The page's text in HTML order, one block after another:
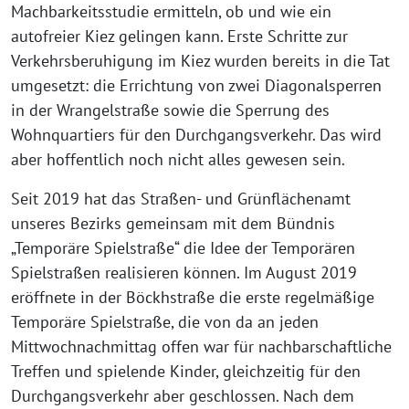
Machbarkeitsstudie ermitteln, ob und wie ein
autofreier Kiez gelingen kann. Erste Schritte zur
Verkehrsberuhigung im Kiez wurden bereits in die Tat
umgesetzt: die Errichtung von zwei Diagonalsperren
in der Wrangelstraße sowie die Sperrung des
Wohnquartiers für den Durchgangsverkehr. Das wird
aber hoffentlich noch nicht alles gewesen sein.
Seit 2019 hat das Straßen- und Grünflächenamt
unseres Bezirks gemeinsam mit dem Bündnis
„Temporäre Spielstraße“ die Idee der Temporären
Spielstraßen realisieren können. Im August 2019
eröffnete in der Böckhstraße die erste regelmäßige
Temporäre Spielstraße, die von da an jeden
Mittwochnachmittag offen war für nachbarschaftliche
Treffen und spielende Kinder, gleichzeitig für den
Durchgangsverkehr aber geschlossen. Nach dem